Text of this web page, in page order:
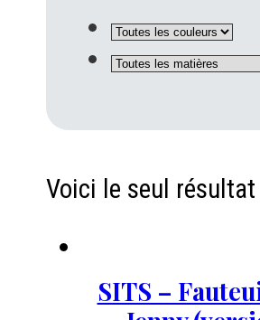
Voici le seul résultat
SITS –